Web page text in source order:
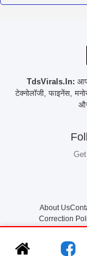
TdsVirals.In:
टेक्नोलॉजी, फाइनेंस,
About Us
Correction
©